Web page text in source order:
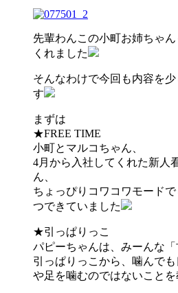
先輩わんこの小町お姉ちゃ
くれました
そんなわけで今回も内容を
す
まずは
★FREE TIME
小町とマルコちゃん、
4月から入社してくれた新人
ん、
ちょっぴりコワコワモード
つできていました
★引っぱりっこ
パピーちゃんは、みーんな
引っぱりっこから、噛んで
や足を噛むのではないことを